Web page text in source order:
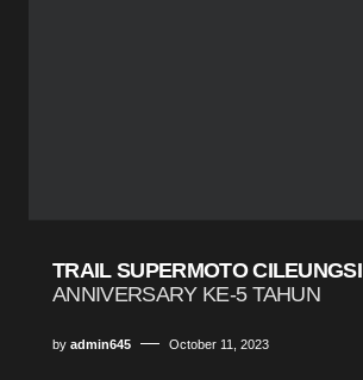
TRAIL SUPERMOTO CILEUNGSI
ANNIVERSARY KE-5 TAHUN
by admin645 October 11, 2023